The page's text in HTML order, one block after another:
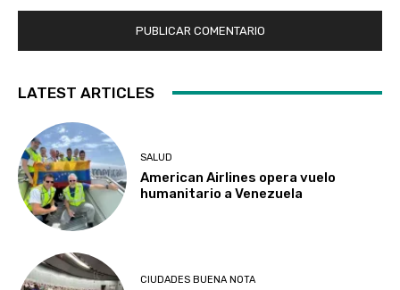
LATEST ARTICLES
SALUD
American Airlines opera vuelo
humanitario a Venezuela
CIUDADES BUENA NOTA